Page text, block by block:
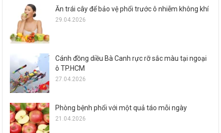
Ăn trái cây để bảo vệ phổi trước ô nhiễm không khí
29.04.2026
Cánh đồng diều Bà Canh rực rỡ sắc màu tại ngoại
ô TP.HCM
27.04.2026
Phòng bệnh phổi với một quả táo mỗi ngày
21.04.2026